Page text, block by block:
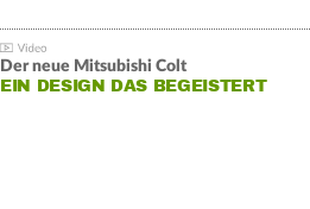
Der neue Mitsubishi Colt
EIN DESIGN DAS BEGEISTERT